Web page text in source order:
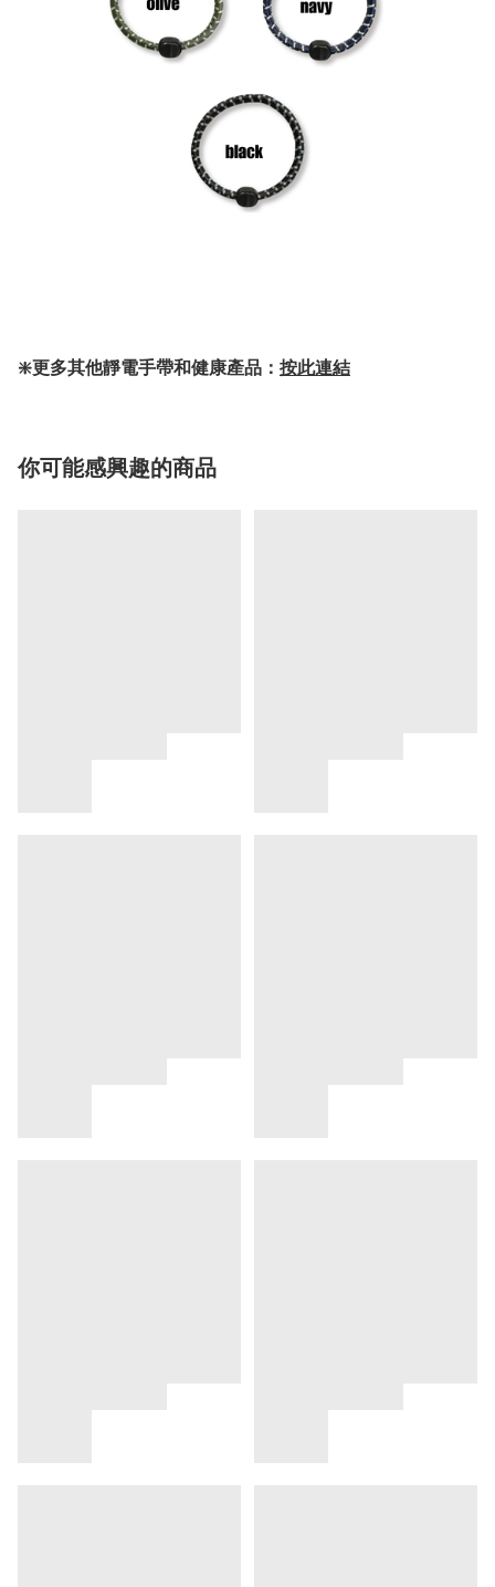
❇️更多其他靜電手帶和健康產品： 按此連結
你可能感興趣的商品